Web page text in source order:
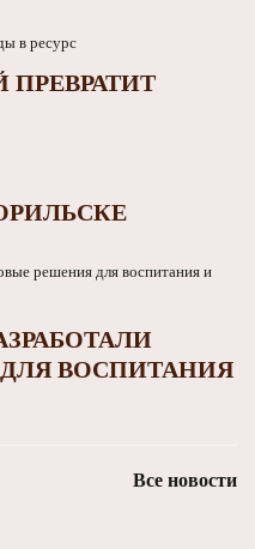
ПРЕВРАТИТ
ВОСПИТАНИЯ
Все новости